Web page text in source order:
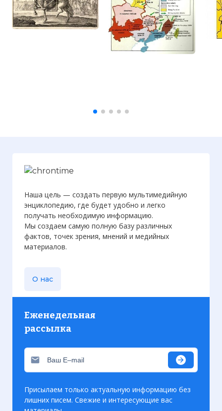
Вернуться в статью:
Наша цель — создать первую мультимедийную
энциклопедию, где будет удобно и легко
получать необходимую информацию.
Мы создаем самую полную базу различных
фактов, точек зрения, мнений и медийных
материалов.
О нас
Еженедельная
рассылка
Присылаем только актуальную информацию без
лишних писем. Свежие и интересующие вас